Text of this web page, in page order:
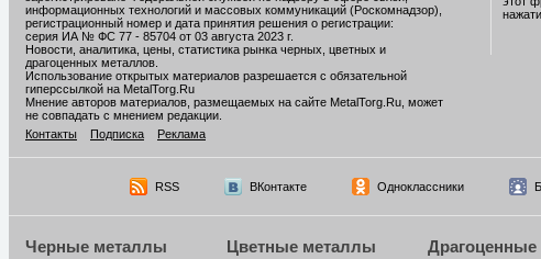
информационных технологий и массовых коммуникаций (Роскомнадзор),
регистрационный номер и дата принятия решения о регистрации:
серия ИА № ФС 77 - 85704 от 03 августа 2023 г.
Новости, аналитика, цены, статистика рынка черных, цветных и
драгоценных металлов.
Использование открытых материалов разрешается с обязательной
гиперссылкой на MetalTorg.Ru
Мнение авторов материалов, размещаемых на сайте MetalTorg.Ru, может
не совпадать с мнением редакции.
Контакты
Подписка Реклама
RSS ВКонтакте Одноклассники
Черные металлы Цветные металлы